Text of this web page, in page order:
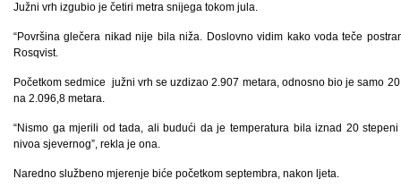
Južni vrh izgubio je četiri metra snijega tokom jula.
“Površina glečera nikad nije bila niža. Doslovno vidim kako voda teče
Rosqvist.
Početkom sedmice južni vrh se uzdizao 2.907 metara, odnosno bio je samo
na 2.096,8 metara.
“Nismo ga mjerili od tada, ali budući da je temperatura bila iznad 20
nivoa sjevernog”, rekla je ona.
Naredno službeno mjerenje biće početkom septembra, nakon ljeta.